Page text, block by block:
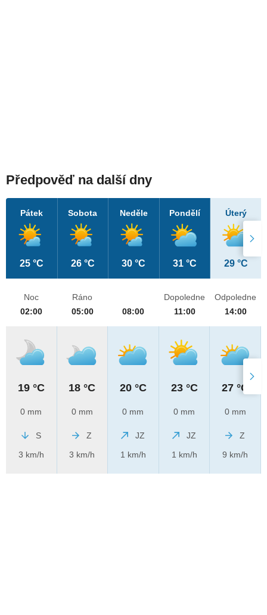
Předpověď na další dny
Pátek
25 °C
Sobota
26 °C
Neděle
30 °C
Pondělí
31 °C
Úterý
29 °C
Noc
02:00
19 °C
0 mm
S
3 km/h
Ráno
05:00
18 °C
0 mm
Z
3 km/h
08:00
20 °C
0 mm
JZ
1 km/h
Dopoledne
11:00
23 °C
0 mm
JZ
1 km/h
Odpoledne
14:00
27 °C
0 mm
Z
9 km/h